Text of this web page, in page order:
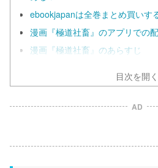
ebookjapanは全巻まとめ買いす
漫画『極道社畜』のアプリでの
漫画『極道社畜』のあらすじ
目次を開く
AD